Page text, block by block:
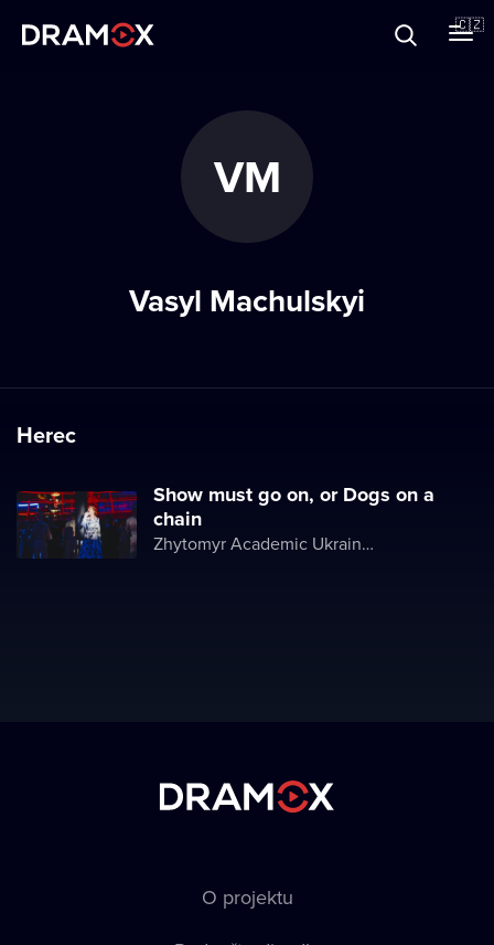
🇨🇿
VM
Vasyl Machulskyi
Herec
Show must go on, or Dogs on a
chain
Zhytomyr Academic Ukrainian Music and Drama Theater named after I. Kocherga
O projektu